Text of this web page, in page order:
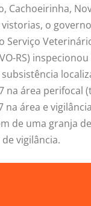
Cachoeirinha,
o
Serviço
RS) inspecionou
na área perifocal
na área e
de uma granja
vigilância.